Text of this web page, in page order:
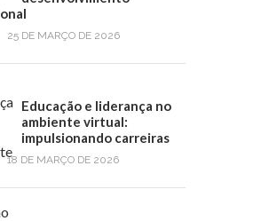
25 DE MARÇO DE 2026
Educação e liderança no
ambiente virtual:
impulsionando carreiras
18 DE MARÇO DE 2026